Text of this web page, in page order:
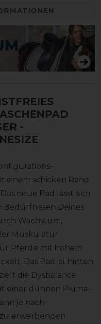
-
einem schicken Rand
neue Pad lässt sich
Deines
Wachstum,
Muskulatur
Pferde mit hohem
Das Pad ist hinten
die Dysbalance
einer dünnen Piuma-
je nach
erwerbenden